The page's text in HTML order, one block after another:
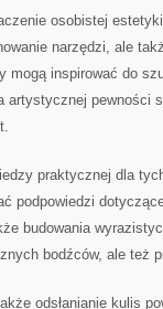
osobistej
narzędzi, ale
mogą inspirować do
artystycznej pewności
praktycznej dla
podpowiedzi
budowania
bodźców, ale też
odsłanianie kulis